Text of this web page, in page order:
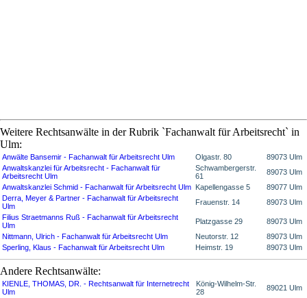
Weitere Rechtsanwälte in der Rubrik `Fachanwalt für Arbeitsrecht` in
Ulm:
Anwälte Bansemir - Fachanwalt für Arbeitsrecht Ulm Olgastr. 80
89073 Ulm
Anwaltskanzlei für Arbeitsrecht - Fachanwalt für
Arbeitsrecht Ulm
Schwambergerstr.
61
89073 Ulm
Anwaltskanzlei Schmid - Fachanwalt für Arbeitsrecht Ulm Kapellengasse 5
89077 Ulm
Derra, Meyer & Partner - Fachanwalt für Arbeitsrecht
Ulm
Frauenstr. 14
89073 Ulm
Filius Straetmanns Ruß - Fachanwalt für Arbeitsrecht
Ulm
Platzgasse 29
89073 Ulm
Nittmann, Ulrich - Fachanwalt für Arbeitsrecht Ulm
Neutorstr. 12
89073 Ulm
Sperling, Klaus - Fachanwalt für Arbeitsrecht Ulm
Heimstr. 19 89073 Ulm
Andere Rechtsanwälte:
KIENLE, THOMAS, DR. - Rechtsanwalt für Internetrecht
Ulm
König-Wilhelm-Str.
28
89021 Ulm